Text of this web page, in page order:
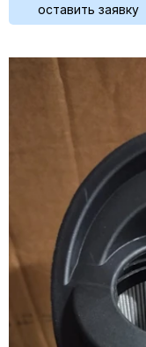
оставить заявку